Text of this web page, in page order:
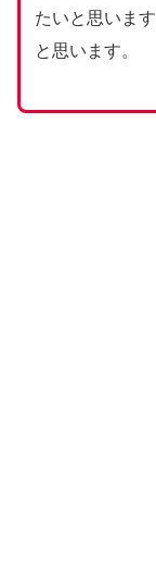
たいと思いま
と思います。